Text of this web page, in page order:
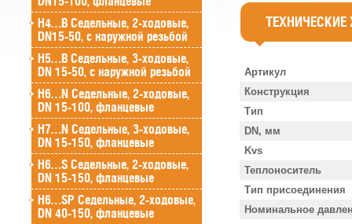
H4…B Седельные, 2-ходовые,
DN15-50, с наружной резьбой
H5…B Седельные, 3-ходовые,
DN 15-50, с наружной резьбой
H6…N Седельные, 2-ходовые,
DN 15-100, фланцевые
H7…N Седельные, 3-ходовые,
DN 15-150, фланцевые
H6…S Седельные, 2-ходовые,
DN 15-150, фланцевые
H6…SP Седельные, 2-ходовые,
DN 40-150, фланцевые
Артикул
Конструкция
Тип
DN, мм
Kvs
Теплоноситель
Тип присоединения
Номинальное